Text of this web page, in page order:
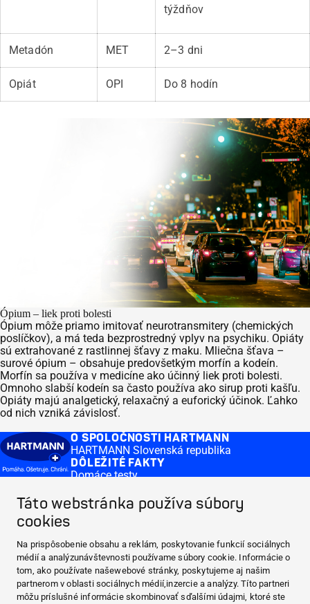
Táto webstránka používa súbory
cookies
Na prispôsobenie obsahu a reklám, poskytovanie funkcií sociálnych
médií a analýzunávštevnosti používame súbory cookie. Informácie o
tom, ako používate našewebové stránky, poskytujeme aj našim
partnerom v oblasti sociálnych médií,inzercie a analýzy. Títo partneri
môžu príslušné informácie skombinovať sďalšími údajmi, ktoré ste
týždňov
Metadón MET 2–3 dni
Opiát OPI Do 8 hodín
Ópium – liek proti bolesti
Ópium môže priamo imitovať neurotransmitery (chemických
poslíčkov), a má teda bezprostredný vplyv na psychiku. Opiáty
sú extrahované z rastlinnej šťavy z maku. Mliečna šťava –
surové ópium – obsahuje predovšetkým morfín a kodeín.
Morfín sa používa v medicíne ako účinný liek proti bolesti.
Omnoho slabší kodeín sa často používa ako sirup proti kašľu.
Opiáty majú analgetický, relaxačný a euforický účinok. Ľahko
od nich vzniká závislosť.
O SPOLOČNOSTI HARTMANN
HARTMANN Slovenská republika
DÔLEŽITÉ FAKTY
Domáce testy
ČASTO KLADENÉ OTÁZKY
Domáce testy
Distribution
CONTACT & MORE
Medi.connect Prihlásenie
O SPOLOČNOSTI HARTMANN
DÔLEŽITÉ FAKTY